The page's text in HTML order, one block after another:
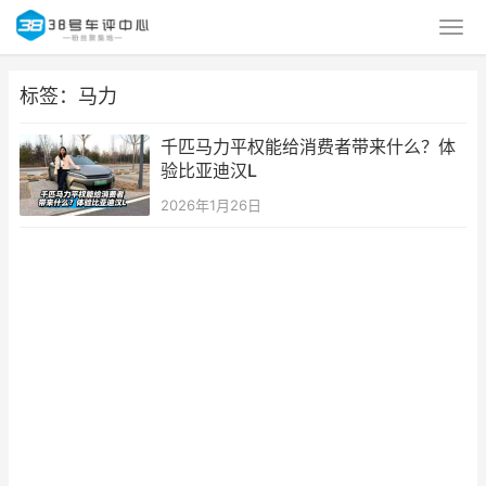
标签：马力
千匹马力平权能给消费者带来什么？体
验比亚迪汉L
2026年1月26日